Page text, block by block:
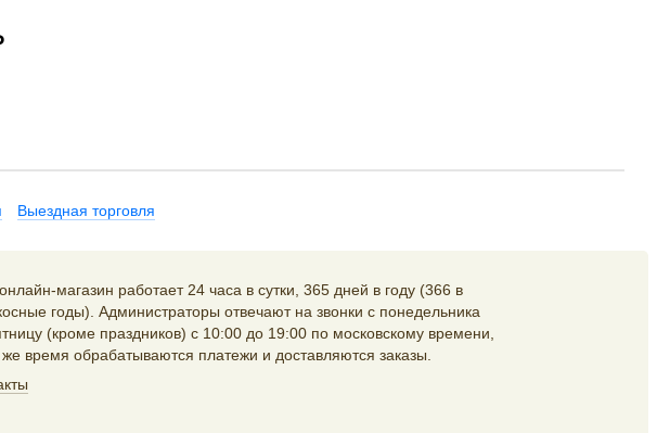
Выездная торговля
магазин работает 24 часа в сутки, 365 дней в году (366 в
годы). Администраторы отвечают на звонки с понедельника
(кроме праздников) с 10:00 до 19:00 по московскому времени,
же время обрабатываются платежи и доставляются заказы.